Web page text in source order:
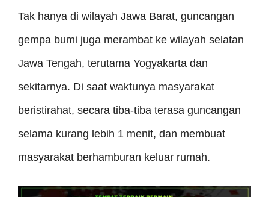
Tak hanya di wilayah Jawa Barat, guncangan
gempa bumi juga merambat ke wilayah selatan
Jawa Tengah, terutama Yogyakarta dan
sekitarnya. Di saat waktunya masyarakat
beristirahat, secara tiba-tiba terasa guncangan
selama kurang lebih 1 menit, dan membuat
masyarakat berhamburan keluar rumah.